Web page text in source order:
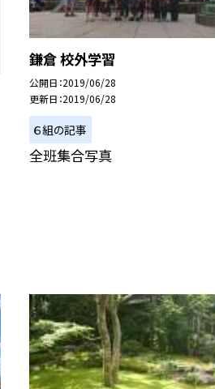
鎌倉 校外学習
公開日 2019/06/28
更新日 2019/06/28
６組の記事
全班集合写真